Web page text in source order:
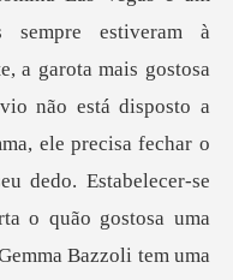
disposto a
ele precisa fechar o
dedo. Estabelecer-se
o quão gostosa uma
Bazzoli tem uma